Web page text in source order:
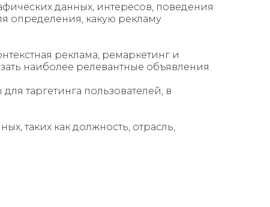
данных, интересов, поведения
определения, какую рекламу
реклама, ремаркетинг и
наиболее релевантные объявления.
таргетинга пользователей, в
таких как должность, отрасль,